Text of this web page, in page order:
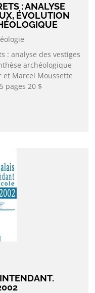
: ANALYSE
ÉVOLUTION
: analyse des vestiges
archéologique
et Marcel Moussette
pages 20 $